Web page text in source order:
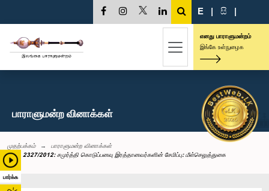
பார்க்க
E | සි |
எனது பாராளுமன்றம்
இங்கே உள்நுழைக
பாராளுமன்ற வினாக்கள்
முதற்பக்கம்
பாராளுமன்ற வினாக்கள்
2327/2012: சமுர்த்தி கொடுப்பனவு இரத்தானவர்களின் சேமிப்பு: மீள்செலுத்துகை